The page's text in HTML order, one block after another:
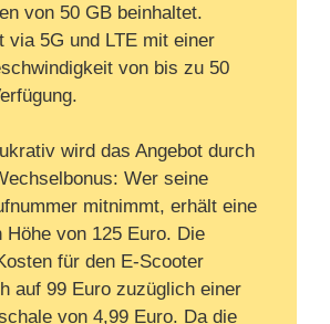
von 50 GB beinhaltet.
via 5G und LTE mit einer
von bis zu 50
wird das Angebot durch
Wer seine
mitnimmt, erhält eine
Höhe von 125 Euro. Die
für den E-Scooter
auf 99 Euro zuzüglich einer
von 4,99 Euro. Da die